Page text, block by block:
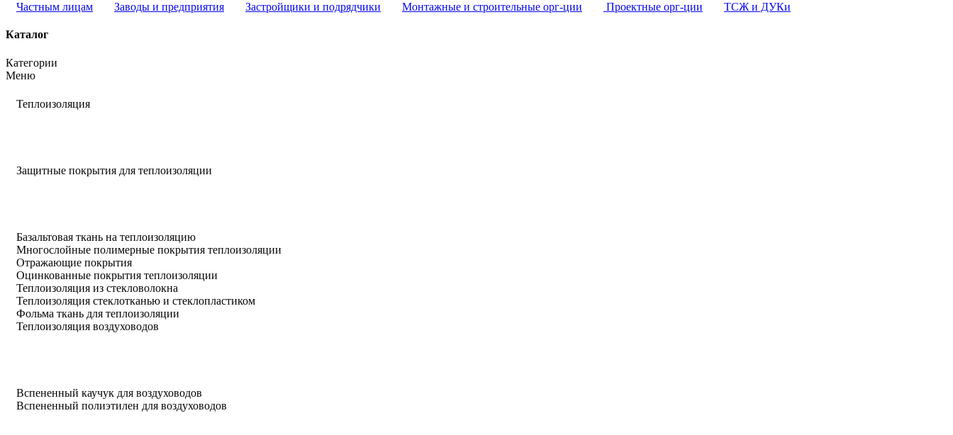
Частным лицам
Заводы и предприятия Застройщики и подрядчики Монтажные и строительные орг-ции Проектные орг-ции ТСЖ и ДУКи
Каталог
Категории
Меню
Теплоизоляция
Защитные покрытия для теплоизоляции
Базальтовая ткань на теплоизоляцию
Многослойные полимерные покрытия теплоизоляции
Отражающие покрытия
Оцинкованные покрытия теплоизоляции
Теплоизоляция из стекловолокна
Теплоизоляция стеклотканью и стеклопластиком
Фольма ткань для теплоизоляции
Теплоизоляция воздуховодов
Вспененный каучук для воздуховодов
Вспененный полиэтилен для воздуховодов